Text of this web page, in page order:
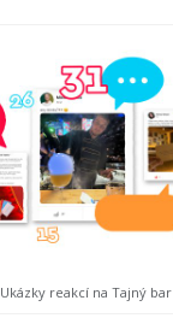
Ukázky reakcí na Tajný bar